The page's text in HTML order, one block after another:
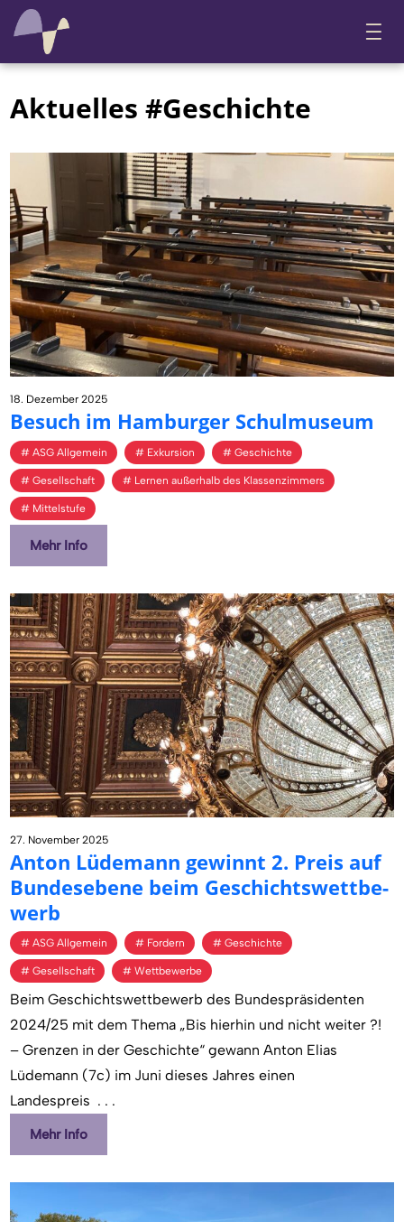
Aktuelles #Geschichte
18. Dezember 2025
Be­such im Ham­bur­ger Schul­mu­se­um
ASG Allgemein Exkursion Geschichte
Gesellschaft Lernen außerhalb des Klassenzimmers
Mittelstufe
Mehr Info
27. November 2025
Anton Lü­de­mann ge­winnt 2. Preis auf
Bun­des­ebe­ne beim Ge­schichts­wett­be­
werb
ASG Allgemein Fordern Geschichte
Gesellschaft Wettbewerbe
Beim Geschichtswettbewerb des Bundespräsidenten
2024/25 mit dem Thema „Bis hierhin und nicht weiter ?!
– Grenzen in der Geschichte“ gewann Anton Elias
Lüdemann (7c) im Juni dieses Jahres einen
Landespreis . . .
Mehr Info